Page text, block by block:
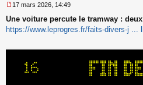
e
s
17 mars 2026, 14:49
Une voiture percute le tramway :
https://www.leprogres.fr/faits-divers-j ...